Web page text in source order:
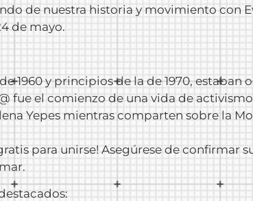
de nuestra historia y movimiento con
de mayo.
1960 y principios de la de 1970,
fue el comienzo de una vida de
Yepes mientras comparten sobre la
para unirse! Asegúrese de confirmar